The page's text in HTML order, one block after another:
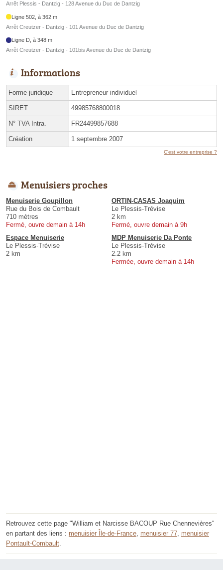
Arrêt Plessis - Dantzig - 128 Avenue du Duc de Dantzig
Ligne 502, à 362 m
Arrêt Creutzer - Dantzig - 101 Avenue du Duc de Dantzig
Ligne D, à 348 m
Arrêt Creutzer - Dantzig - 101bis Avenue du Duc de Dantzig
Informations
Forme juridique Entrepreneur individuel
SIRET 49985768800018
N° TVA Intra. FR24499857688
Création 1 septembre 2007
C'est votre entreprise ?
Menuisiers proches
Menuiserie Goupillon
Rue du Bois de Combault
710 mètres
Fermé, ouvre demain à 14h
ORTIN-CASAS Joaquim
Le Plessis-Trévise
2 km
Fermé, ouvre demain à 9h
Espace Menuiserie
Le Plessis-Trévise
2 km
MDP Menuiserie Da Ponte
Le Plessis-Trévise
2.2 km
Fermée, ouvre demain à 14h
Retrouvez cette page "William et Narcisse BACOUP Rue Chennevières"
en partant des liens : menuisier Île-de-France, menuisier 77, menuisier
Pontault-Combault.